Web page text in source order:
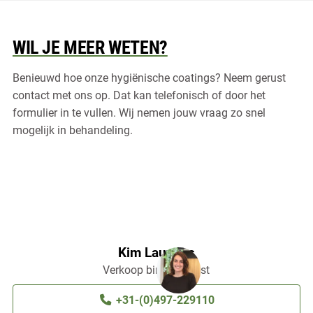
Met als gevolg extra dierenarts- en
want met de coating van Mesa HyCo zijn alle
kieren en scheuren afgedicht. Hierdoor kan er
beter schoongemaakt worden, en krijgen
bacteriën geen kans zich op te hopen. Dit is
WIL JE MEER WETEN?
Benieuwd hoe onze hygiënische coatings? Neem gerust
contact met ons op. Dat kan telefonisch of door het
formulier in te vullen. Wij nemen jouw vraag zo snel
mogelijk in behandeling.
Kim Lauwers
Verkoop binnendienst
+31-(0)497-229110